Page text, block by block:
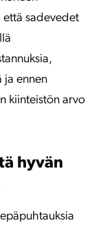
että sadevedet
ja ennen
kiinteistön arvo
hyvän